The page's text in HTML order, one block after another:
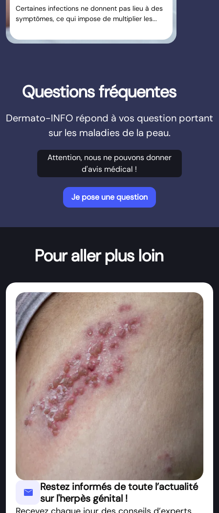
Certaines infections ne donnent pas lieu à des
symptômes, ce qui impose de multiplier les...
Questions fréquentes
Dermato-INFO répond à vos question portant
sur les maladies de la peau.
Attention, nous ne pouvons donner
d'avis médical !
Je pose une question
Pour aller plus loin
mail
Restez informés de toute l’actualité
sur l'herpès génital !